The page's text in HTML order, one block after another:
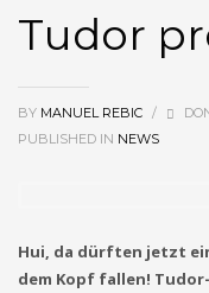
Tudor
BY MANUEL REBIC /
PUBLISHED IN NEWS
Hui, da dürften jetzt
dem Kopf fallen!